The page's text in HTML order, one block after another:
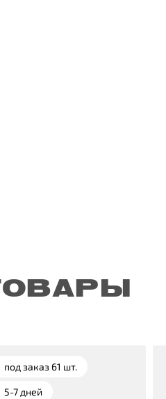
под заказ 61 шт.
5-7 дней